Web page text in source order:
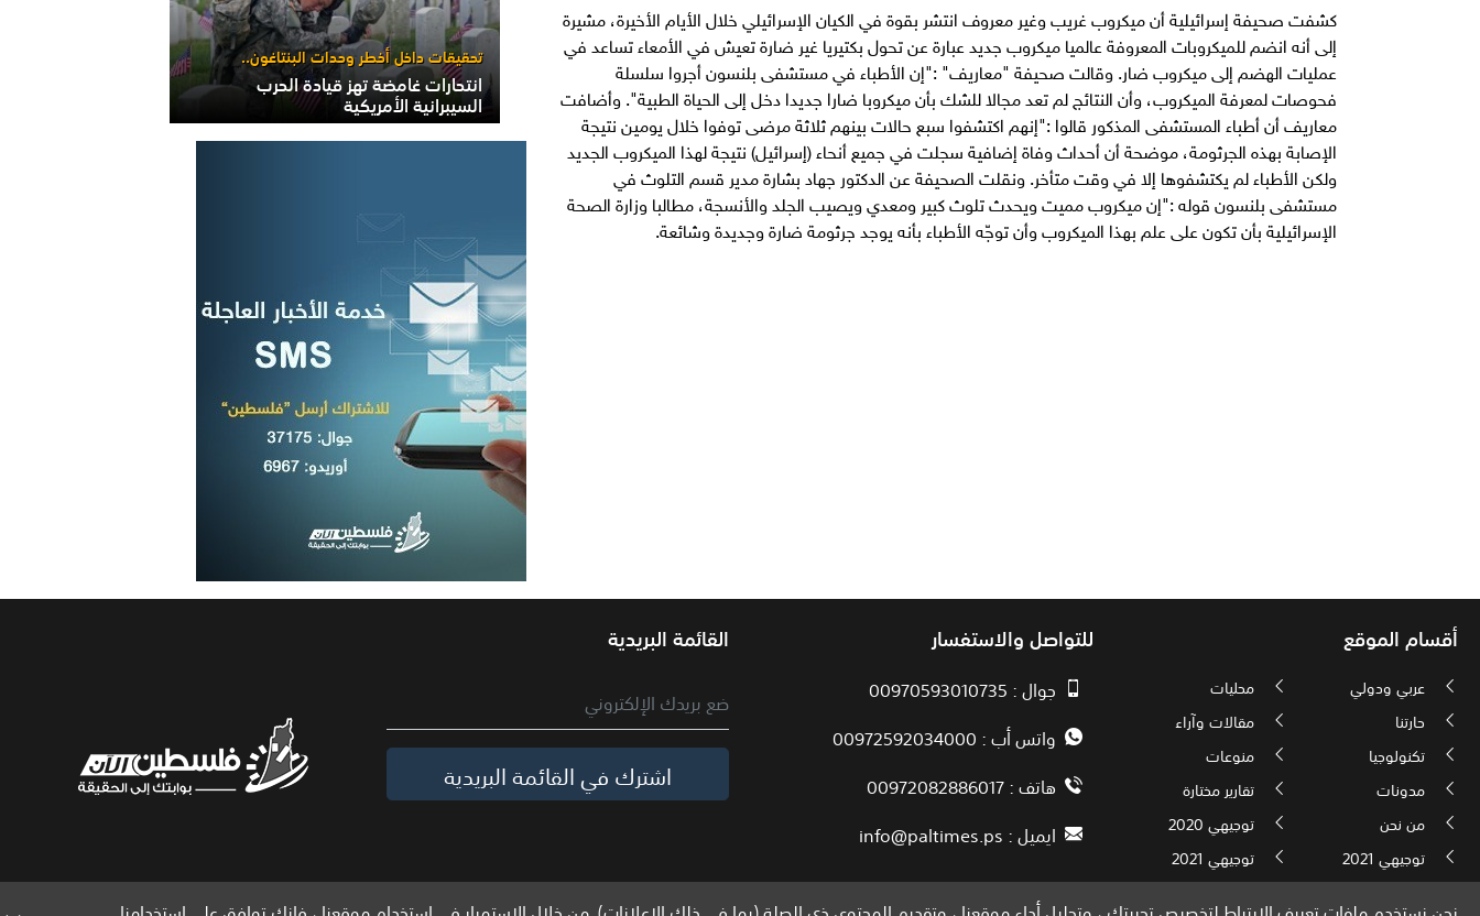
كشفت صحيفة إسرائيلية أن ميكروب غريب وغير معروف انتشر بقوة في الكيان الإسرائيلي خلال الأيام الأخيرة، مشيرة
إلى أنه انضم للميكروبات المعروفة عالميا ميكروب جديد عبارة عن تحول بكتيريا غير ضارة تعيش في الأمعاء تساعد في
عمليات الهضم إلى ميكروب ضار. وقالت صحيفة "معاريف" :"إن الأطباء في مستشفى بلنسون أجروا سلسلة
فحوصات لمعرفة الميكروب، وأن النتائج لم تعد مجالا للشك بأن ميكروبا ضارا جديدا دخل إلى الحياة الطبية". وأضافت
معاريف أن أطباء المستشفى المذكور قالوا :"إنهم اكتشفوا سبع حالات بينهم ثلاثة مرضى توفوا خلال يومين نتيجة
الإصابة بهذه الجرثومة، موضحة أن أحداث وفاة إضافية سجلت في جميع أنحاء (إسرائيل) نتيجة لهذا الميكروب الجديد
ولكن الأطباء لم يكتشفوها إلا في وقت متأخر. ونقلت الصحيفة عن الدكتور جهاد بشارة مدير قسم التلوث في
مستشفى بلنسون قوله :"إن ميكروب مميت ويحدث تلوث كبير ومعدي ويصيب الجلد والأنسجة، مطالبا وزارة الصحة
الإسرائيلية بأن تكون على علم بهذا الميكروب وأن توجّه الأطباء بأنه يوجد جرثومة ضارة وجديدة وشائعة.
تحقيقات داخل أخطر وحدات البنتاغون..
انتحارات غامضة تهز قيادة الحرب
السيبرانية الأمريكية
أقسام الموقع
عربي ودولي
محليات
حارتنا
مقالات وآراء
تكنولوجيا
منوعات
مدونات
تقارير مختارة
من نحن
توجيهي 2020
توجيهي 2021
توجيهي 2021
للتواصل والاستفسار
جوال : 00970593010735
واتس أب : 00972592034000
هاتف : 00972082886017
ايميل :info@paltimes.ps
القائمة البريدية
اشترك في القائمة البريدية